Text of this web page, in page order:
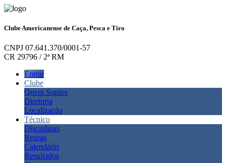
Clube Americanense de Caça, Pesca e Tiro
CNPJ 07.641.370/0001-57
CR 29796 / 2ª RM
Entrar
Clube
Quem Somos
Diretoria
Localização
Técnico
Disciplinas
Regras
Calendário
Resultados